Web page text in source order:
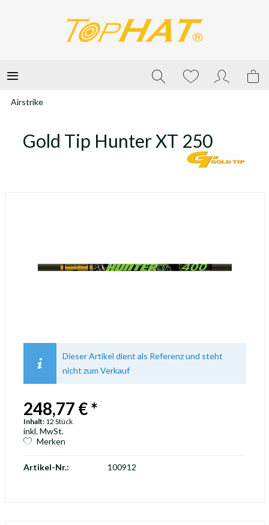
Airstrike
Gold Tip Hunter XT 250
Dieser Artikel dient als Referenz und steht
nicht zum Verkauf
248,77 € *
Inhalt: 12 Stück
inkl. MwSt.
Merken
Artikel-Nr.: 100912